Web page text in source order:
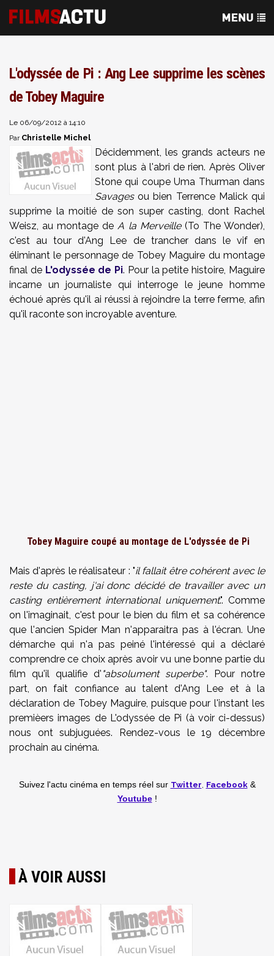
L'odyssée de Pi : Ang Lee supprime les scènes
de Tobey Maguire
Le 06/09/2012 à 14:10
Par Christelle Michel
Décidemment, les grands acteurs ne
sont plus à l'abri de rien. Après Oliver
Stone qui coupe Uma Thurman dans
Savagesou bien Terrence Malick qui
supprime la moitié de son super casting, dont Rachel
Weisz, au montage deA la Merveille(To The Wonder),
c'est au tour d'Ang Lee de trancher dans le vif en
éliminant le personnage de Tobey Maguire du montage
final de L'odyssée de Pi. Pour la petite histoire, Maguire
incarne un journaliste qui interroge le jeune homme
échoué après qu'il ai réussi à rejoindre la terre ferme, afin
qu'il raconte son incroyable aventure.
Tobey Maguire coupé au montage de L'odyssée de Pi
Mais d'après le réalisateur : "il fallait être cohérent avec le
reste du casting, j'ai donc décidé de travailler avec un
casting entièrement international uniquement.". Comme
on l'imaginait, c'est pour le bien du film et sa cohérence
que l'ancien Spider Man n'apparaitra pas à l'écran. Une
démarche qui n'a pas peiné l'intéressé qui a déclaré
comprendre ce choix après avoir vu une bonne partie du
film qu'il qualifie d' "absolument superbe". Pour notre
part, on fait confiance au talent d'Ang Lee et à la
déclaration de Tobey Maguire, puisque pour l'instant les
premièers images de L'odyssée de Pi (à voir ci-dessus)
nous ont subjuguées. Rendez-vous le 19 décembre
prochain au cinéma.
Suivez l'actu cinéma en temps réel sur Twitter Facebook&
Youtube!
À VOIR AUSSI